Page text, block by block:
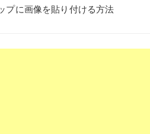
プに画像を貼り付ける方法